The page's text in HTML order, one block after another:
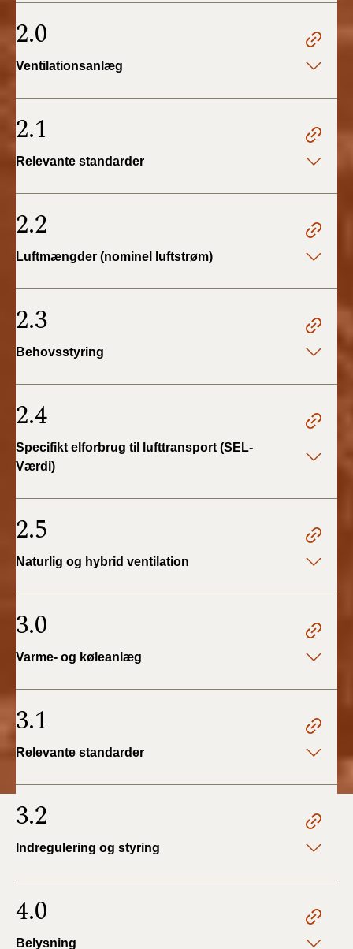
2018)
2010)
2.0
Ventilationsanlæg
2.1
Relevante standarder
2.2
Luftmængder (nominel luftstrøm)
2.3
Behovsstyring
2.4
Specifikt elforbrug til lufttransport (SEL-
Værdi)
2.5
Naturlig og hybrid ventilation
3.0
Varme- og køleanlæg
3.1
Relevante standarder
3.2
Indregulering og styring
4.0
Belysning